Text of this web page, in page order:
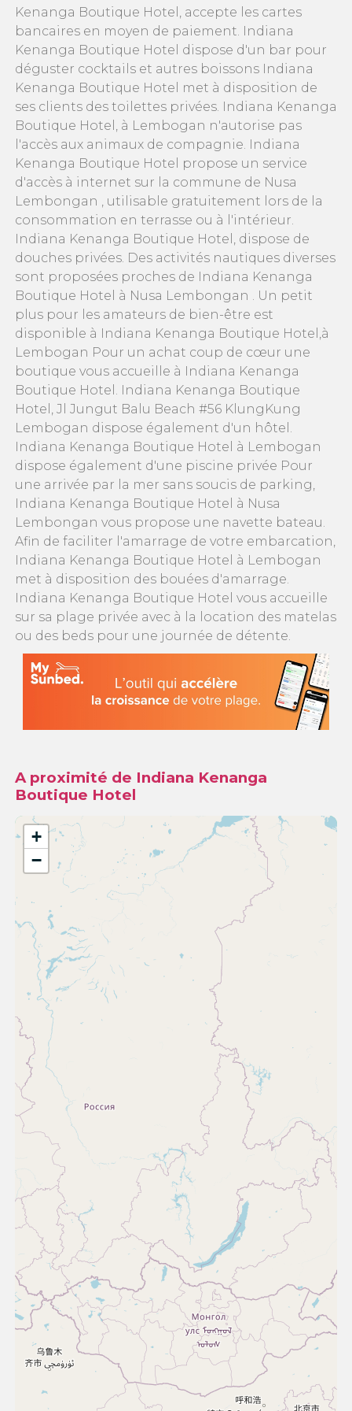
Kenanga Boutique Hotel, accepte les cartes
bancaires en moyen de paiement. Indiana
Kenanga Boutique Hotel dispose d'un bar pour
déguster cocktails et autres boissons Indiana
Kenanga Boutique Hotel met à disposition de
ses clients des toilettes privées. Indiana Kenanga
Boutique Hotel, à Lembogan n'autorise pas
l'accès aux animaux de compagnie. Indiana
Kenanga Boutique Hotel propose un service
d'accès à internet sur la commune de Nusa
Lembongan , utilisable gratuitement lors de la
consommation en terrasse ou à l'intérieur.
Indiana Kenanga Boutique Hotel, dispose de
douches privées. Des activités nautiques diverses
sont proposées proches de Indiana Kenanga
Boutique Hotel à Nusa Lembongan . Un petit
plus pour les amateurs de bien-être est
disponible à Indiana Kenanga Boutique Hotel,à
Lembogan Pour un achat coup de cœur une
boutique vous accueille à Indiana Kenanga
Boutique Hotel. Indiana Kenanga Boutique
Hotel, Jl Jungut Balu Beach #56 KlungKung
Lembogan dispose également d'un hôtel.
Indiana Kenanga Boutique Hotel à Lembogan
dispose également d'une piscine privée Pour
une arrivée par la mer sans soucis de parking,
Indiana Kenanga Boutique Hotel à Nusa
Lembongan vous propose une navette bateau.
Afin de faciliter l'amarrage de votre embarcation,
Indiana Kenanga Boutique Hotel à Lembogan
met à disposition des bouées d'amarrage.
Indiana Kenanga Boutique Hotel vous accueille
sur sa plage privée avec à la location des matelas
ou des beds pour une journée de détente.
A proximité de Indiana Kenanga
Boutique Hotel
+
−